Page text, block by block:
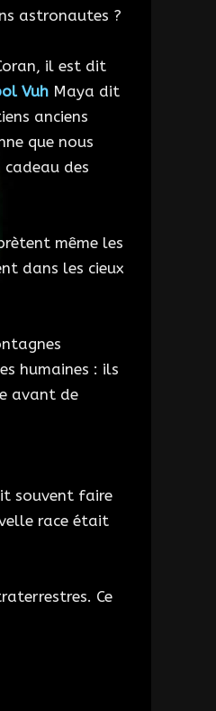
astronautes ?
il est dit
Vuh Maya dit
anciens
que nous
des
même les
dans les cieux
humaines : ils
avant de
souvent faire
race était
Ce